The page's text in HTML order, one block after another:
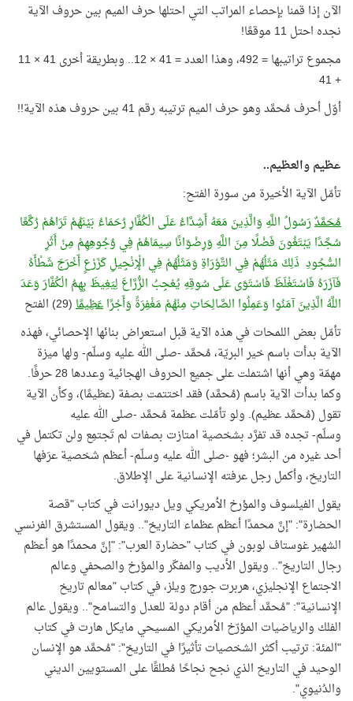
الآن إذا قمنا بإحصاء المراتب التي احتلها حرف الميم بين حروف الآية
نجده احتل 11 موقعًا!
مجموع تراتيبها = 492، وهذا العدد = 41 × 12.. وبطريقة أخرى 41 × 11
+ 41
أوّل أحرف مُحمَّد وهو حرف الميم ترتيبه رقم 41 بين حروف هذه الآية!!
عظيم والعظيم..
تأمّل الآية الأخيرة من سورة الفتح:
مُحَمَّدٌرَسُولُ اللَّهِ وَالَّذِينَ مَعَهُ أَشِدَّاءُ عَلَى الْكُفَّارِ رُحَمَاءُ بَيْنَهُمْ تَرَاهُمْ رُكَّعًا
سُجَّدًا يَبْتَغُونَ فَضْلًا مِنَ اللَّهِ وَرِضْوَانًا سِيمَاهُمْ فِي وُجُوهِهِمْ مِنْ أَثَرِ
السُّجُودِ ذَلِكَ مَثَلُهُمْ فِي التَّوْرَاةِ وَمَثَلُهُمْ فِي الْإِنْجِيلِ كَزَرْعٍ أَخْرَجَ شَطْأَهُ
فَآزَرَهُ فَاسْتَغْلَظَ فَاسْتَوَى عَلَى سُوقِهِ يُعْجِبُ الزُّرَّاعَ لِيَغِيظَ بِهِمُ الْكُفَّارَ وَعَدَ
اللَّهُ الَّذِينَ آمَنُوا وَعَمِلُوا الصَّالِحَاتِ مِنْهُمْ مَغْفِرَةً وَأَجْرًاعَظِيمًا(29) الفتح
تأمّل بعض اللمحات في هذه الآية قبل استعراض بنائها الإحصائي، فهذه
الآية بدأت باسم خير البريّة، مُحمَّد -صلى الله عليه وسلّم- ولها ميزة
مهمّة وهي أنها اشتملت على جميع الحروف الهجائية وعددها 28 حرفًا.
وكما بدأت الآية باسم (مُحمَّد) فقد اختتمت بصفة (عظيمًا)، وكأن الآية
تقول (مُحمَّد عظيم). ولو تأمّلت عظمة مُحمَّد -صلى الله عليه
وسلّم- تجده قد تفرَّد بشخصية امتازت بصفات لم تَجتمِع ولن تكتمل في
أحد غيره من البشر؛ فهو -صلى الله عليه وسلّم- أعظم شخصية عرَفها
التاريخ، وأكمل رجل عرفته الإنسانية على الإطلاق.
يقول الفيلسوف والمؤرخ الأمريكي ويل ديورانت في كتاب "قصة
الحضارة": "إنَّ محمدًا أعظم عظماء التاريخ".. ويقول المستشرق الفرنسي
الشهير غوستاف لوبون في كتاب "حضارة العرب": "إنَّ محمدًا هو أعظم
رجال التاريخ".. ويقول الأديب والمفكّر والمؤرخ والصحفي وعالم
الاجتماع الإنجليزي، هربرت جورج ويلز، في كتاب "معالم تاريخ
الإنسانية": "مُحمَّد أعظم من أقام دولة للعدل والتسامح".. ويقول عالم
الفلك والرياضيات المؤرّخ الأمريكي المسيحي مايكل هارت في كتاب
"المئة: ترتيب أكثر الشخصيات تأثيرًا في التاريخ": "مُحمَّد هو الإنسان
الوحيد في التاريخ الذي نجح نجاحًا مُطلقًا على المستويين الديني
والدُنيوي".